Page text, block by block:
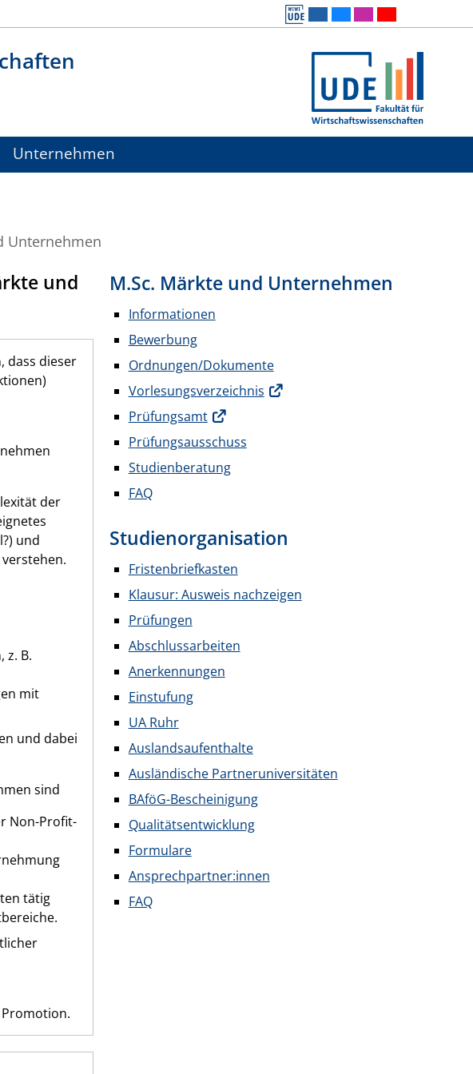
Unternehmen
Unternehmen
und
dass dieser
der
und
z. B.
mit
und dabei
sind
Non-Profit-
tätig
M.Sc. Märkte und Unternehmen
Informationen
Bewerbung
Ordnungen/Dokumente
Vorlesungsverzeichnis
Prüfungsamt
Prüfungsausschuss
Studienberatung
FAQ
Studienorganisation
Fristenbriefkasten
Klausur: Ausweis nachzeigen
Prüfungen
Abschlussarbeiten
Anerkennungen
Einstufung
UA Ruhr
Auslandsaufenthalte
Ausländische Partneruniversitäten
BAföG-Bescheinigung
Qualitätsentwicklung
Formulare
Ansprechpartner:innen
FAQ